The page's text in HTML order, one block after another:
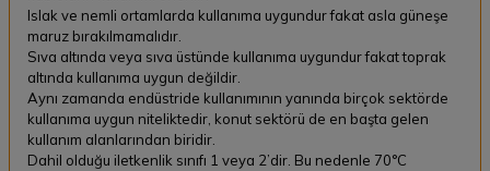
Islak ve nemli ortamlarda kullanıma uygundur fakat asla güneşe
maruz bırakılmamalıdır.
Sıva altında veya sıva üstünde kullanıma uygundur fakat toprak
altında kullanıma uygun değildir.
Aynı zamanda endüstride kullanımının yanında birçok sektörde
kullanıma uygun niteliktedir, konut sektörü de en başta gelen
kullanım alanlarından biridir.
Dahil olduğu iletkenlik sınıfı 1 veya 2’dir. Bu nedenle 70°C